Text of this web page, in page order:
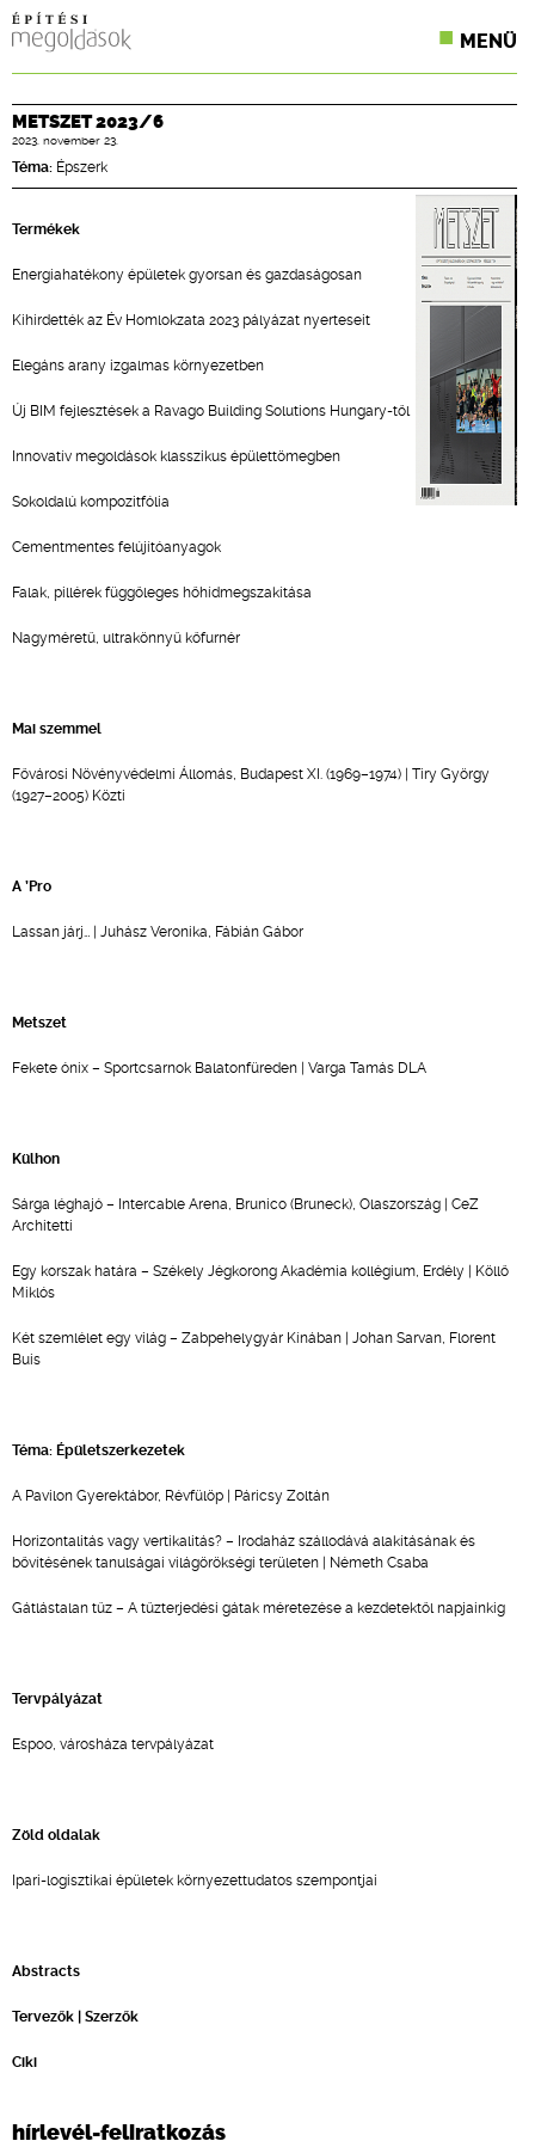
MENÜ
TERVEZÉSI SEGÉDLETEK
METSZET 2023/6
2023. november 23.
Téma: Épszerk
Termékek
Energiahatékony épületek gyorsan és gazdaságosan
Kihirdették az Év Homlokzata 2023 pályázat nyerteseit
Elegáns arany izgalmas környezetben
Új BIM fejlesztések a Ravago Building Solutions Hungary-től
Innovatív megoldások klasszikus épülettömegben
Sokoldalú kompozitfólia
Cementmentes felújítóanyagok
Falak, pillérek függőleges hőhídmegszakítása
Nagyméretű, ultrakönnyű kőfurnér
Mai szemmel
Fővárosi Növényvédelmi Állomás, Budapest XI. (1969–1974) | Tiry György
(1927–2005) Közti
A ’Pro
Lassan járj… | Juhász Veronika, Fábián Gábor
Metszet
Fekete ónix – Sportcsarnok Balatonfüreden | Varga Tamás DLA
Külhon
Sárga léghajó – Intercable Arena, Brunico (Bruneck), Olaszország | CeZ
Architetti
Egy korszak határa – Székely Jégkorong Akadémia kollégium, Erdély | Köllő
Miklós
Két szemlélet egy világ – Zabpehelygyár Kínában | Johan Sarvan, Florent
Buis
Téma: Épületszerkezetek
A Pavilon Gyerektábor, Révfülöp | Páricsy Zoltán
Horizontalitás vagy vertikalitás? – Irodaház szállodává alakításának és
bővítésének tanulságai világörökségi területen | Németh Csaba
Gátlástalan tűz – A tűzterjedési gátak méretezése a kezdetektől napjainkig
Tervpályázat
Espoo, városháza tervpályázat
Zöld oldalak
Ipari-logisztikai épületek környezettudatos szempontjai
Abstracts
Tervezők | Szerzők
Ciki
hírlevél-feliratkozás